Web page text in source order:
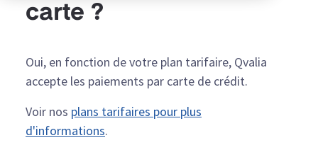
carte ?
Oui, en fonction de votre plan tarifaire, Qvalia
accepte les paiements par carte de crédit.
Voir nos plans tarifaires pour plus
d'informations.